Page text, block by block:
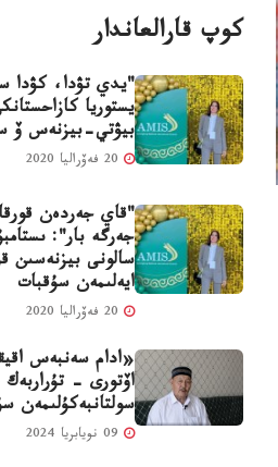
كوپ قارالعاندار
"يدي تۋدا، كۋدا
يستوريا
بيۋتي-بيزنەس ۆ
"قاي جەردەن
جەرگە بار":
سالونى بيزنەسىن
ايەلىمەن سۇقبات
«ادام سەنبەس
اۆتورى -
سولتانبەكۇلىمەن